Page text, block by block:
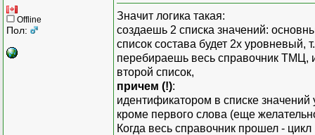
Offline
Пол:
Значит логика такая:
создаешь 2 списка значений:
список состава будет 2х уровневый,
перебираешь весь справочник ТМЦ,
второй список,
причем (!):
идентификатором в списке
кроме первого слова (еще
Когда весь справочник прошел -